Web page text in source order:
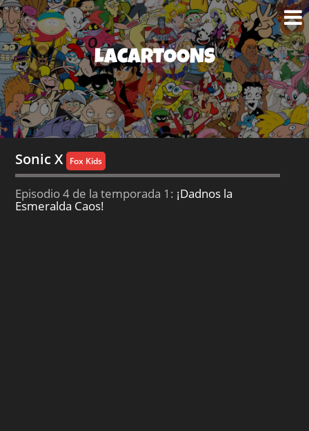
LACARTOONS
Sonic X Fox Kids
Episodio 4 de la temporada 1: ¡Dadnos la
Esmeralda Caos!